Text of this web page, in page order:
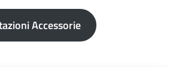
Accessorie